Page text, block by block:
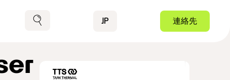
検索 JP Contact
連絡先